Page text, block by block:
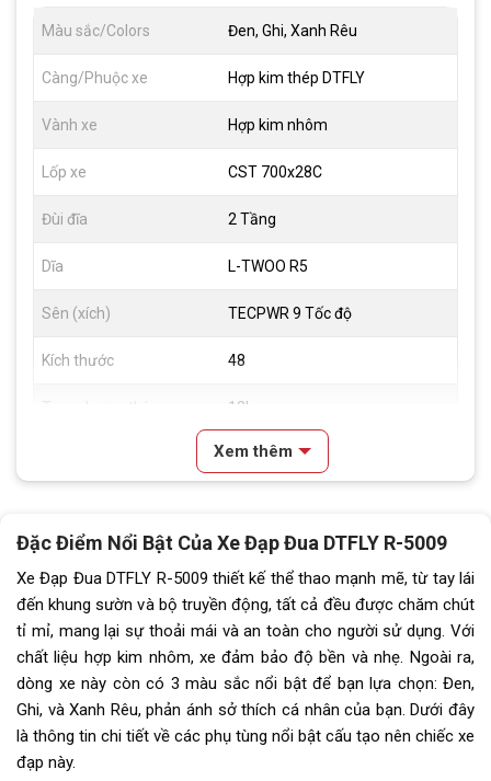
Màu sắc/Colors Đen, Ghi, Xanh Rêu
Càng/Phuộc xe Hợp kim thép DTFLY
Vành xe Hợp kim nhôm
Lốp xe CST 700x28C
Đùi đĩa 2 Tầng
Dĩa L-TWOO R5
Sên (xích) TECPWR 9 Tốc độ
Kích thước 48
12kg
Thông số kỹ thuật có thể sẽ
được thay đổi từ nhà sản xuất
Xem thêm
Đặc Điểm Nổi Bật Của Xe Đạp Đua DTFLY R-5009
Xe Đạp Đua DTFLY R-5009 thiết kế thể thao mạnh mẽ, từ tay lái
đến khung sườn và bộ truyền động, tất cả đều được chăm chút
tỉ mỉ, mang lại sự thoải mái và an toàn cho người sử dụng. Với
chất liệu hợp kim nhôm, xe đảm bảo độ bền và nhẹ. Ngoài ra,
dòng xe này còn có 3 màu sắc nổi bật để bạn lựa chọn: Đen,
Ghi, và Xanh Rêu, phản ánh sở thích cá nhân của bạn. Dưới đây
là thông tin chi tiết về các phụ tùng nổi bật cấu tạo nên chiếc xe
đạp này.